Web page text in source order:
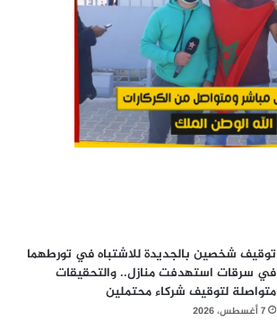
توقيف شخصين بالجديدة للاشتباه في تورطهما
في سرقات استهدفت منازل.. والتحقيقات
متواصلة لتوقيف شركاء محتملين
7 أغسطس، 2026